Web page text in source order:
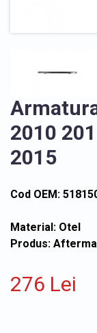
2010
2015
Cod OEM:
Material: Otel
Produs:
276 Lei